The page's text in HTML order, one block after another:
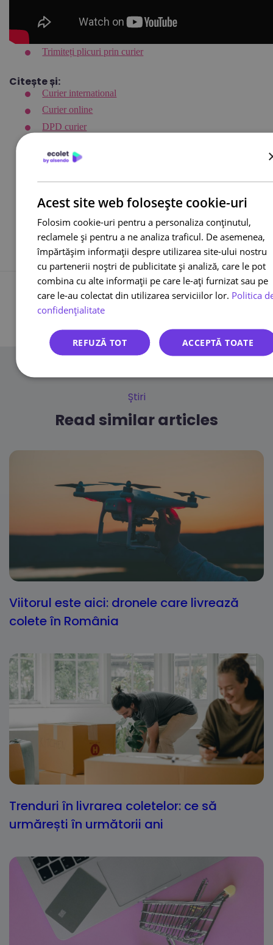
Trimiteți plicuri prin curier
Citește și:
Curier international
Curier online
DPD curier
Integrari eCommerce
Cargus livreaza sambata
Înapoi la toate înregistrările
Știri
Read similar articles
Viitorul este aici: dronele care livrează
colete în România
Trenduri în livrarea coletelor: ce să
urmărești în următorii ani
Acest site web folosește cookie-uri
Folosim cookie-uri pentru a personaliza conținutul,
reclamele și pentru a ne analiza traficul. De asemenea,
împărtășim informații despre utilizarea site-ului nostru
cu partenerii noștri de publicitate și analiză, care le pot
combina cu alte informații pe care le-ați furnizat sau pe
care le-au colectat din utilizarea serviciilor lor. Politica
confidențialitate
ACCEPTĂ TOATE
REFUZĂ TOT